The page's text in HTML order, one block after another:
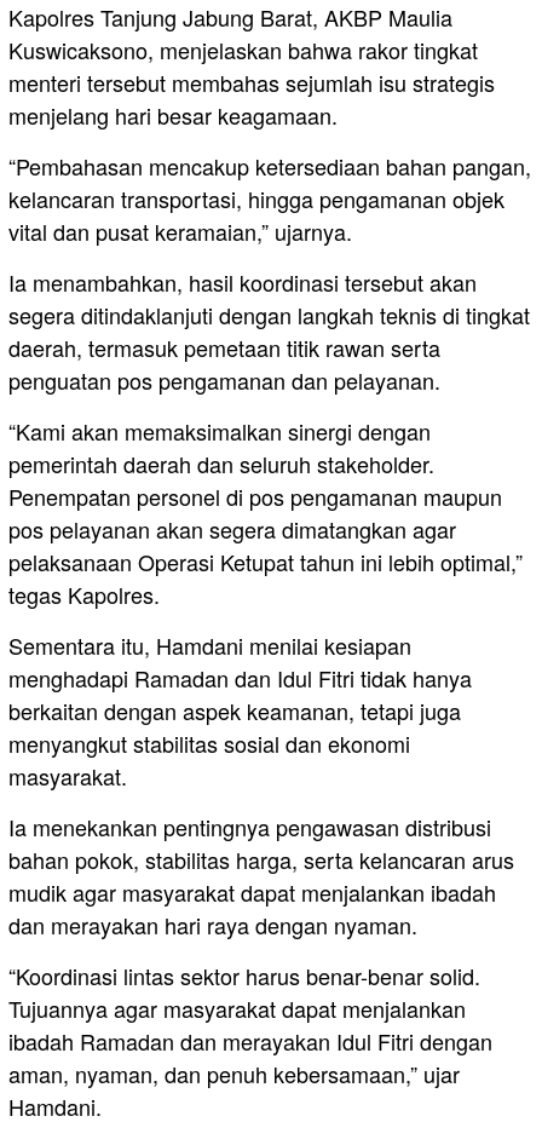
Kapolres Tanjung Jabung Barat, AKBP Maulia
Kuswicaksono, menjelaskan bahwa rakor tingkat
menteri tersebut membahas sejumlah isu strategis
menjelang hari besar keagamaan.
“Pembahasan mencakup ketersediaan bahan pangan,
kelancaran transportasi, hingga pengamanan objek
vital dan pusat keramaian,” ujarnya.
Ia menambahkan, hasil koordinasi tersebut akan
segera ditindaklanjuti dengan langkah teknis di tingkat
daerah, termasuk pemetaan titik rawan serta
penguatan pos pengamanan dan pelayanan.
“Kami akan memaksimalkan sinergi dengan
pemerintah daerah dan seluruh stakeholder.
Penempatan personel di pos pengamanan maupun
pos pelayanan akan segera dimatangkan agar
pelaksanaan Operasi Ketupat tahun ini lebih optimal,”
tegas Kapolres.
Sementara itu, Hamdani menilai kesiapan
menghadapi Ramadan dan Idul Fitri tidak hanya
berkaitan dengan aspek keamanan, tetapi juga
menyangkut stabilitas sosial dan ekonomi
masyarakat.
Ia menekankan pentingnya pengawasan distribusi
bahan pokok, stabilitas harga, serta kelancaran arus
mudik agar masyarakat dapat menjalankan ibadah
dan merayakan hari raya dengan nyaman.
“Koordinasi lintas sektor harus benar-benar solid.
Tujuannya agar masyarakat dapat menjalankan
ibadah Ramadan dan merayakan Idul Fitri dengan
aman, nyaman, dan penuh kebersamaan,” ujar
Hamdani.